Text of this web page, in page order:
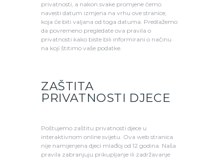
privatnosti, a nakon svake promjene ćemo
navesti datum izmjena na vrhu ove stranice,
koja će biti valjana od toga datuma. Predlažemo
da povremeno pregledate ova pravila o
privatnosti kako biste bili informirani o načinu
na koji štitimo vaše podatke.
ZAŠTITA
PRIVATNOSTI DJECE
Poštujemo zaštitu privatnosti djece u
interaktivnom online svijetu. Ova web stranica
nije namijenjena djeci mlađoj od 12 godina. Naša
pravila zabranjuju prikupljanje ili zadržavanje